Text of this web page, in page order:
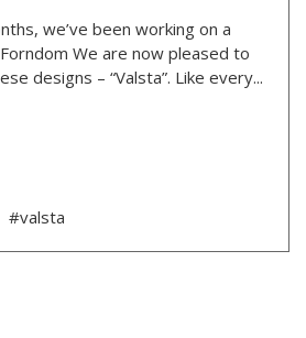
we’ve been working on a
We are now pleased to
designs – “Valsta”. Like every...
#valsta